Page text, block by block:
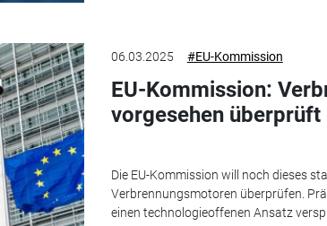
06.03.2025 #EU-Kommission
EU-Kommission:
vorgesehen überprüft
Die EU-Kommission will noch dieses
Verbrennungsmotoren überprüfen.
einen technologieoffenen Ansatz